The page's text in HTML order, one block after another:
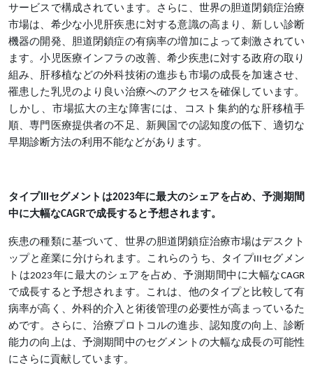
サービスで構成されています。さらに、世界の胆道閉鎖症治療
市場は、希少な小児肝疾患に対する意識の高まり、新しい診断
機器の開発、胆道閉鎖症の有病率の増加によって刺激されてい
ます。小児医療インフラの改善、希少疾患に対する政府の取り
組み、肝移植などの外科技術の進歩も市場の成長を加速させ、
罹患した乳児のより良い治療へのアクセスを確保しています。
しかし、市場拡大の主な障害には、コスト集約的な肝移植手
順、専門医療提供者の不足、新興国での認知度の低下、適切な
早期診断方法の利用不能などがあります。
タイプIIIセグメントは2023年に最大のシェアを占め、予測期間
中に大幅なCAGRで成長すると予想されます。
疾患の種類に基づいて、世界の胆道閉鎖症治療市場はデスクト
ップと産業に分けられます。これらのうち、タイプIIIセグメン
トは2023年に最大のシェアを占め、予測期間中に大幅なCAGR
で成長すると予想されます。これは、他のタイプと比較して有
病率が高く、外科的介入と術後管理の必要性が高まっているた
めです。さらに、治療プロトコルの進歩、認知度の向上、診断
能力の向上は、予測期間中のセグメントの大幅な成長の可能性
にさらに貢献しています。